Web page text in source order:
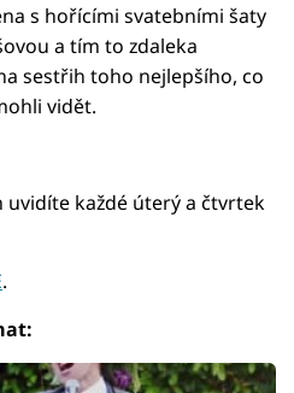
s hořícími svatebními šaty
a tím to zdaleka
sestřih toho nejlepšího, co
vidět.
uvidíte každé úterý a čtvrtek
.